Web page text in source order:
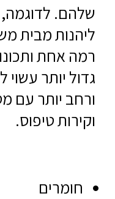
שלהם. לדוגמה,
ליהנות מבית
רמה אחת
גדול יותר
ורחב יותר עם
וקירות טיפוס.
חומרים